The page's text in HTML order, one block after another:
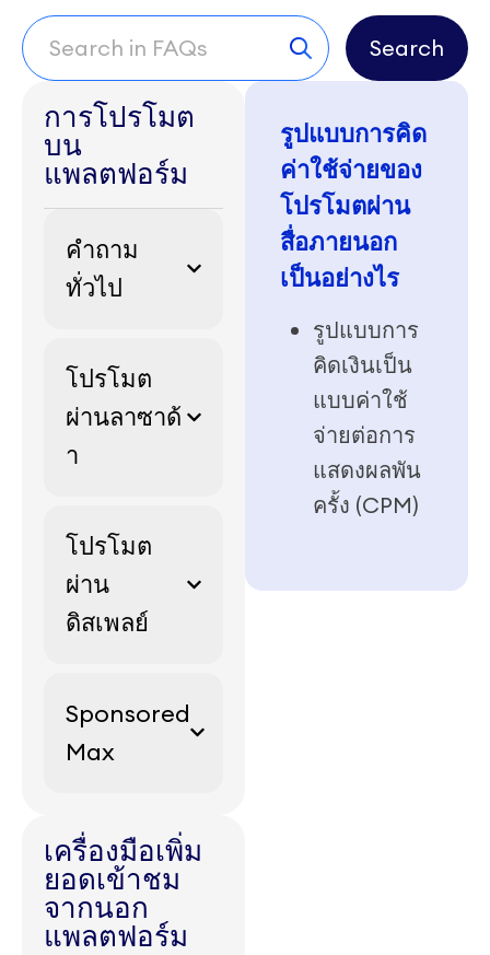
Search
การโปรโมต
บน
แพลตฟอร์ม
คำถาม
ทั่วไป
โปรโมต
ผ่านลาซาด้
า
โปรโมต
ผ่าน
ดิสเพลย์
Sponsored
Max
เครื่องมือเพิ่ม
ยอดเข้าชม
จากนอก
แพลตฟอร์ม
รูปแบบการคิด
ค่าใช้จ่ายของ
โปรโมตผ่าน
สื่อภายนอก
เป็นอย่างไร
รูปแบบการ
คิดเงินเป็น
แบบค่าใช้
จ่ายต่อการ
แสดงผลพัน
ครั้ง (CPM)